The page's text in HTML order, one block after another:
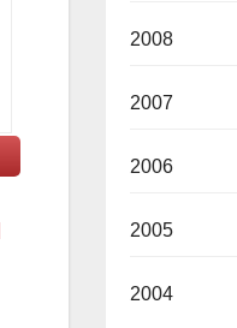
2008
2007
2006
2005
2004